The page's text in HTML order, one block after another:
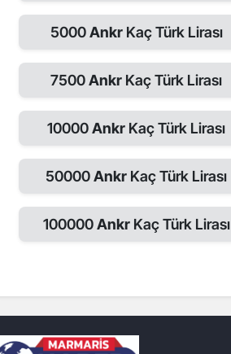
5000Ankr Kaç Türk Lirası
7500Ankr Kaç Türk Lirası
10000Ankr Kaç Türk Lirası
50000Ankr Kaç Türk Lirası
100000Ankr Kaç Türk Lirası